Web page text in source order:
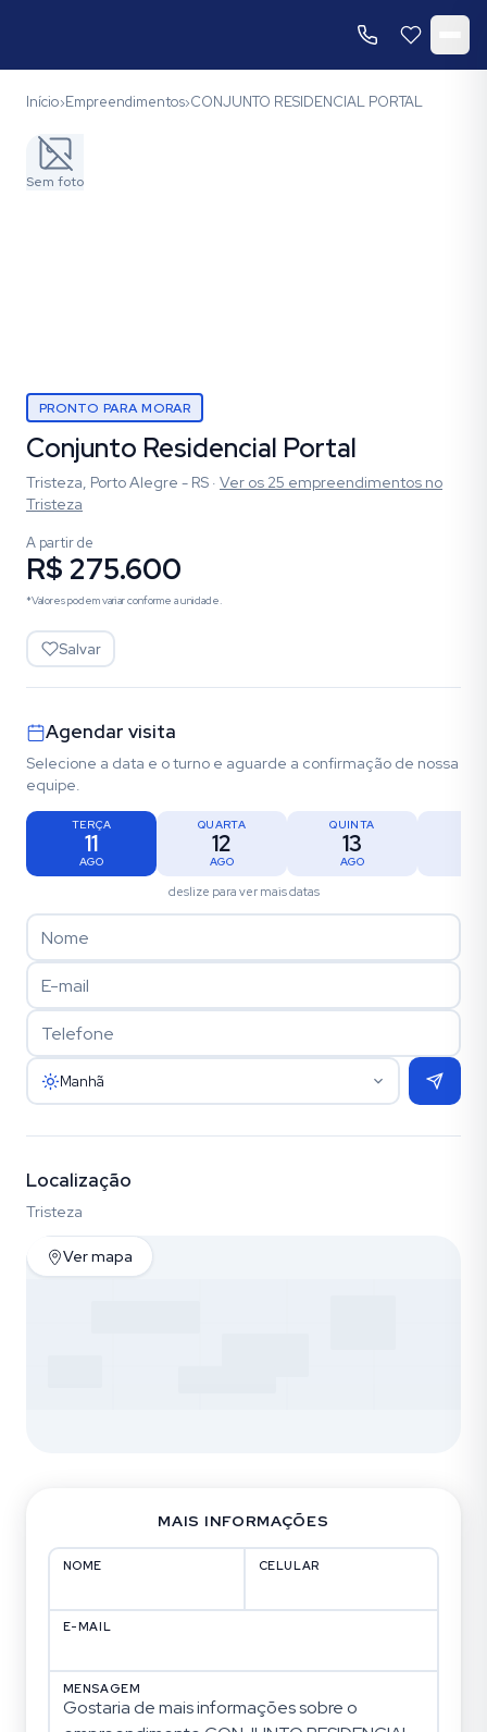
Início›Empreendimentos›CONJUNTO RESIDENCIAL PORTAL
Sem foto
PRONTO PARA MORAR
Conjunto Residencial Portal
Tristeza, Porto Alegre - RS · Ver os 25 empreendimentos no
Tristeza
A partir de
R$ 275.600
*Valores podem variar conforme a unidade.
Salvar
Agendar visita
Selecione a data e o turno e aguarde a confirmação de nossa
equipe.
TERÇA
11
AGO
QUARTA
12
AGO
QUINTA
13
AGO
deslize para ver mais datas
Manhã
Localização
Tristeza
Ver mapa
MAIS INFORMAÇÕES
NOME CELULAR
E-MAIL
MENSAGEM